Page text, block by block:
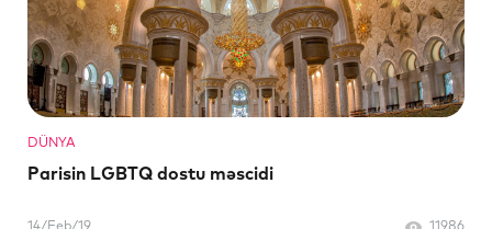
DÜNYA
Parisin LGBTQ dostu məscidi